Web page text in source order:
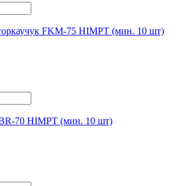
FKM-75 HIMPT (мин. 10 шт)
70 HIMPT (мин. 10 шт)